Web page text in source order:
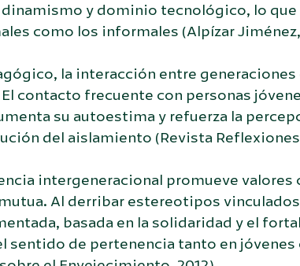
y dominio tecnológico, lo
como los informales (Alpízar Jiménez,
la interacción entre
contacto frecuente con personas
su autoestima y refuerza la
del aislamiento (Revista
intergeneracional promueve valores
Al derribar estereotipos
basada en la solidaridad y el
sentido de pertenencia tanto en